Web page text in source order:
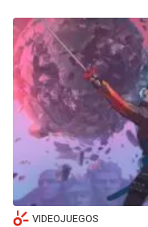
VIDEOJUEGOS